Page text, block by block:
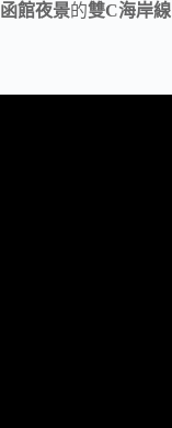
函館夜景的雙C海岸線